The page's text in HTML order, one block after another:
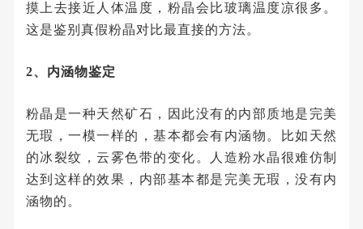
摸上去接近人体温度，粉晶会比玻璃温度凉很多。
这是鉴别真假粉晶对比最直接的方法。
2、内涵物鉴定
粉晶是一种天然矿石，因此没有的内部质地是完美
无瑕，一模一样的，基本都会有内涵物。比如天然
的冰裂纹，云雾色带的变化。人造粉水晶很难仿制
达到这样的效果，内部基本都是完美无瑕，没有内
涵物的。